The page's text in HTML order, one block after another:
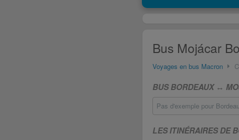
Bus Mojácar
Voyages en bus Macron
BUS BORDEAUX ↔
Pas d'exemple pour
LES ITINÉRAIRES DE